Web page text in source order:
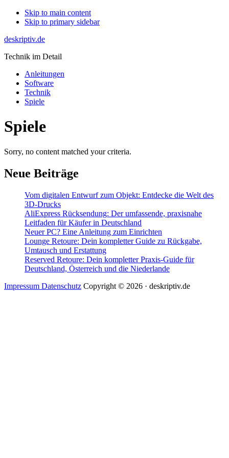
Skip to main content
Skip to primary sidebar
deskriptiv.de
Technik im Detail
Anleitungen
Software
Technik
Spiele
Spiele
Sorry, no content matched your criteria.
Primary
Neue Beiträge
Vom digitalen Entwurf zum Objekt: Entdecke die Welt des
3D-Drucks
AliExpress Rücksendung: Der umfassende, praxisnahe
Leitfaden für Käufer in Deutschland
Neuer PC? Eine Anleitung zum Einrichten
Lounge Retoure: Dein kompletter Guide zu Rückgabe,
Umtausch und Erstattung
Reserved Retoure: Dein kompletter Praxis-Guide für
Deutschland, Österreich und die Niederlande
Impressum Datenschutz Copyright © 2026 · deskriptiv.de